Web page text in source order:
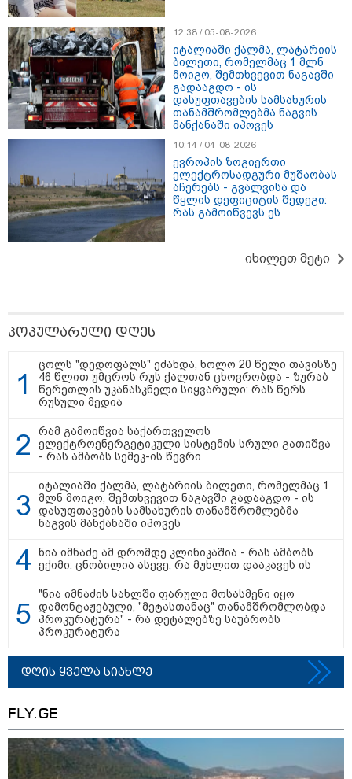
Hisense წარმოგიდგენთ გზავნილს "ინოვაციები
უკეთესი ცხოვრებისათვის" FIFA-ს 2026 წლის
მსოფლიო ჩემპიონატზე™
შემდეგ კი დაზიანებები მიაყენა
11:16 / 06-08-2026
მომხდარ აფეთქებას რუსი
გენერალი ემსხვერპლა -
კურიერის მიერ მიტანილი
"საჩუქარი" და ჩაშლილი
წვეულება: ახალი დეტალები
12:56 / 06-08-2026
70 წელზე მეტი ხნის შემდეგ
პირველად, ყაზახეთში ვეფხვი
ქვეყნდება კადრები
14:09 / 06-08-2026
სტრატეგია, რომელიც საგზაო
დაშავებულთა და დაღუპულთა
12:38 / 05-08-2026
იტალიაში ქალმა, ლატარიის
ბილეთი, რომელმაც 1 მლნ
მოიგო, შემთხვევით ნაგავში
გადააგდო - ის
დასუფთავების სამსახურის
თანამშრომლებმა ნაგვის
მანქანაში იპოვეს
10:14 / 04-08-2026
ევროპის ზოგიერთი
ელექტროსადგური მუშაობას
აჩერებს - გვალვისა და
წყლის დეფიციტის შედეგი:
რას გამოიწვევს ეს
იხილეთ მეტი
პოპულარული დღეს
ცოლს "დედოფალს" ეძახდა, ხოლო 20 წელი თავისზე
46 წლით უმცროს რუს ქალთან ცხოვრობდა - ზურაბ
წერეთლის უკანასკნელი სიყვარული: რას წერს
რუსული მედია
რამ გამოიწვია საქართველოს
ელექტროენერგეტიკული სისტემის სრული გათიშვა
- რას ამბობს სემეკ-ის წევრი
იტალიაში ქალმა, ლატარიის ბილეთი, რომელმაც 1
მლნ მოიგო, შემთხვევით ნაგავში გადააგდო - ის
დასუფთავების სამსახურის თანამშრომლებმა
ნაგვის მანქანაში იპოვეს
ნია იმნაძე ამ დრომდე კლინიკაშია - რას ამბობს
ექიმი: ცნობილია ასევე, რა მუხლით დააკავეს ის
"ნია იმნაძის სახლში ფარული მოსასმენი იყო
დამონტაჟებული, "მეტასთანაც" თანამშრომლობდა
პროკურატურა" - რა დეტალებზე საუბრობს
პროკურატურა
დღის ყველა სიახლე
FLY.GE